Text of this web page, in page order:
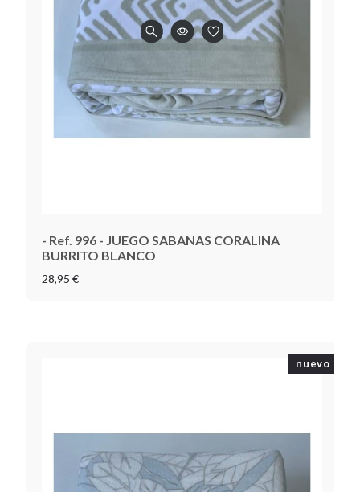
- Ref. 996 - JUEGO SABANAS CORALINA
BURRITO BLANCO
28,95 €
nuevo